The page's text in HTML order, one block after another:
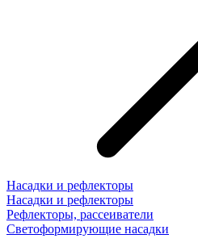
Насадки и рефлекторы
Насадки и рефлекторы
Рефлекторы, рассеиватели
Светоформирующие насадки